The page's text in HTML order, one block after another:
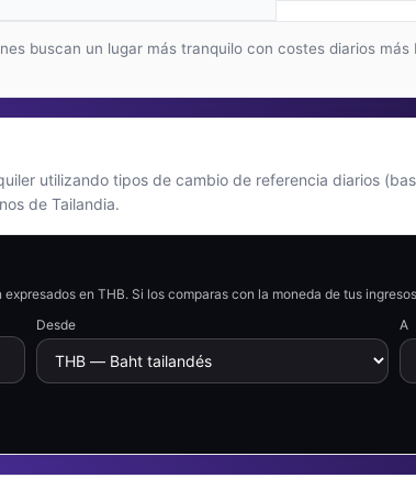
buscan un lugar más tranquilo con costes diarios
utilizando tipos de cambio de referencia diarios
de Tailandia.
en THB. Si los comparas con la moneda de tus
Desde A